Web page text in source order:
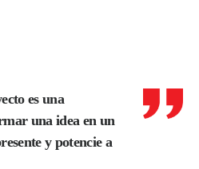
es una
una idea en un
y potencie a